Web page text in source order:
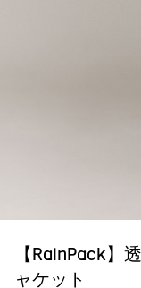
【RainPack】
ャケット